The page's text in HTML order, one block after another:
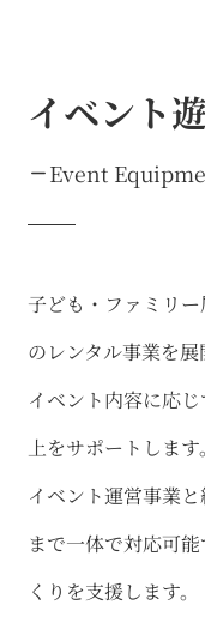
イベント
Event
子ども・ファミリ
のレンタル事業を
イベント内容に応
上をサポートしま
イベント運営事業
まで一体で対応可
くりを支援します。